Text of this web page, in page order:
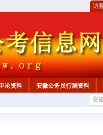
访
论资料 安徽公务员行测资料